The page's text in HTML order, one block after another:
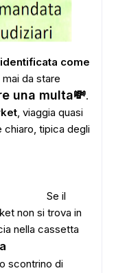
come
da stare
una multa💸.
, viaggia quasi
chiaro, tipica degli
Se il
non si trova in
nella cassetta
scontrino di